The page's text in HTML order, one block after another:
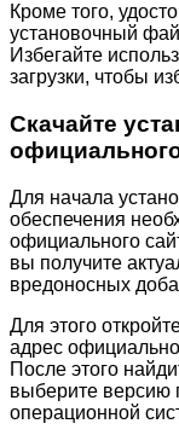
Кроме того,
установочный
Избегайте
загрузки, чтобы
Скачайте
Для начала
обеспечения
официального
вы получите
вредоносных
Для этого
адрес
После этого
выберите версию
операционной